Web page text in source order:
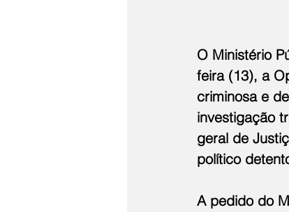
O Ministério
feira (13), a
criminosa e
investigação
geral de
político
A pedido do